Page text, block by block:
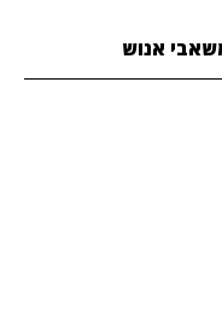
אנוש